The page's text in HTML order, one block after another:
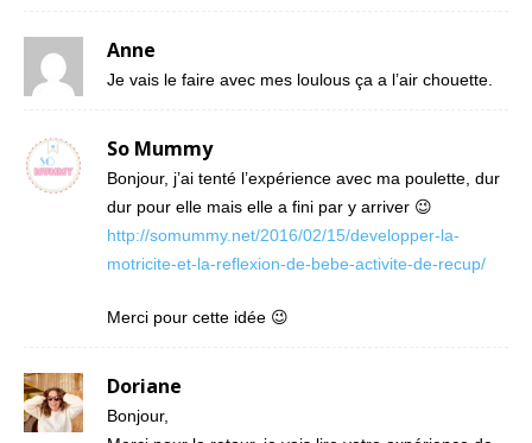
Anne
Je vais le faire avec mes loulous ça a l’air chouette.
So Mummy
Bonjour, j’ai tenté l’expérience avec ma poulette, dur
dur pour elle mais elle a fini par y arriver 😉
http://somummy.net/2016/02/15/developper-la-
motricite-et-la-reflexion-de-bebe-activite-de-recup/
Merci pour cette idée 😉
Doriane
Bonjour,